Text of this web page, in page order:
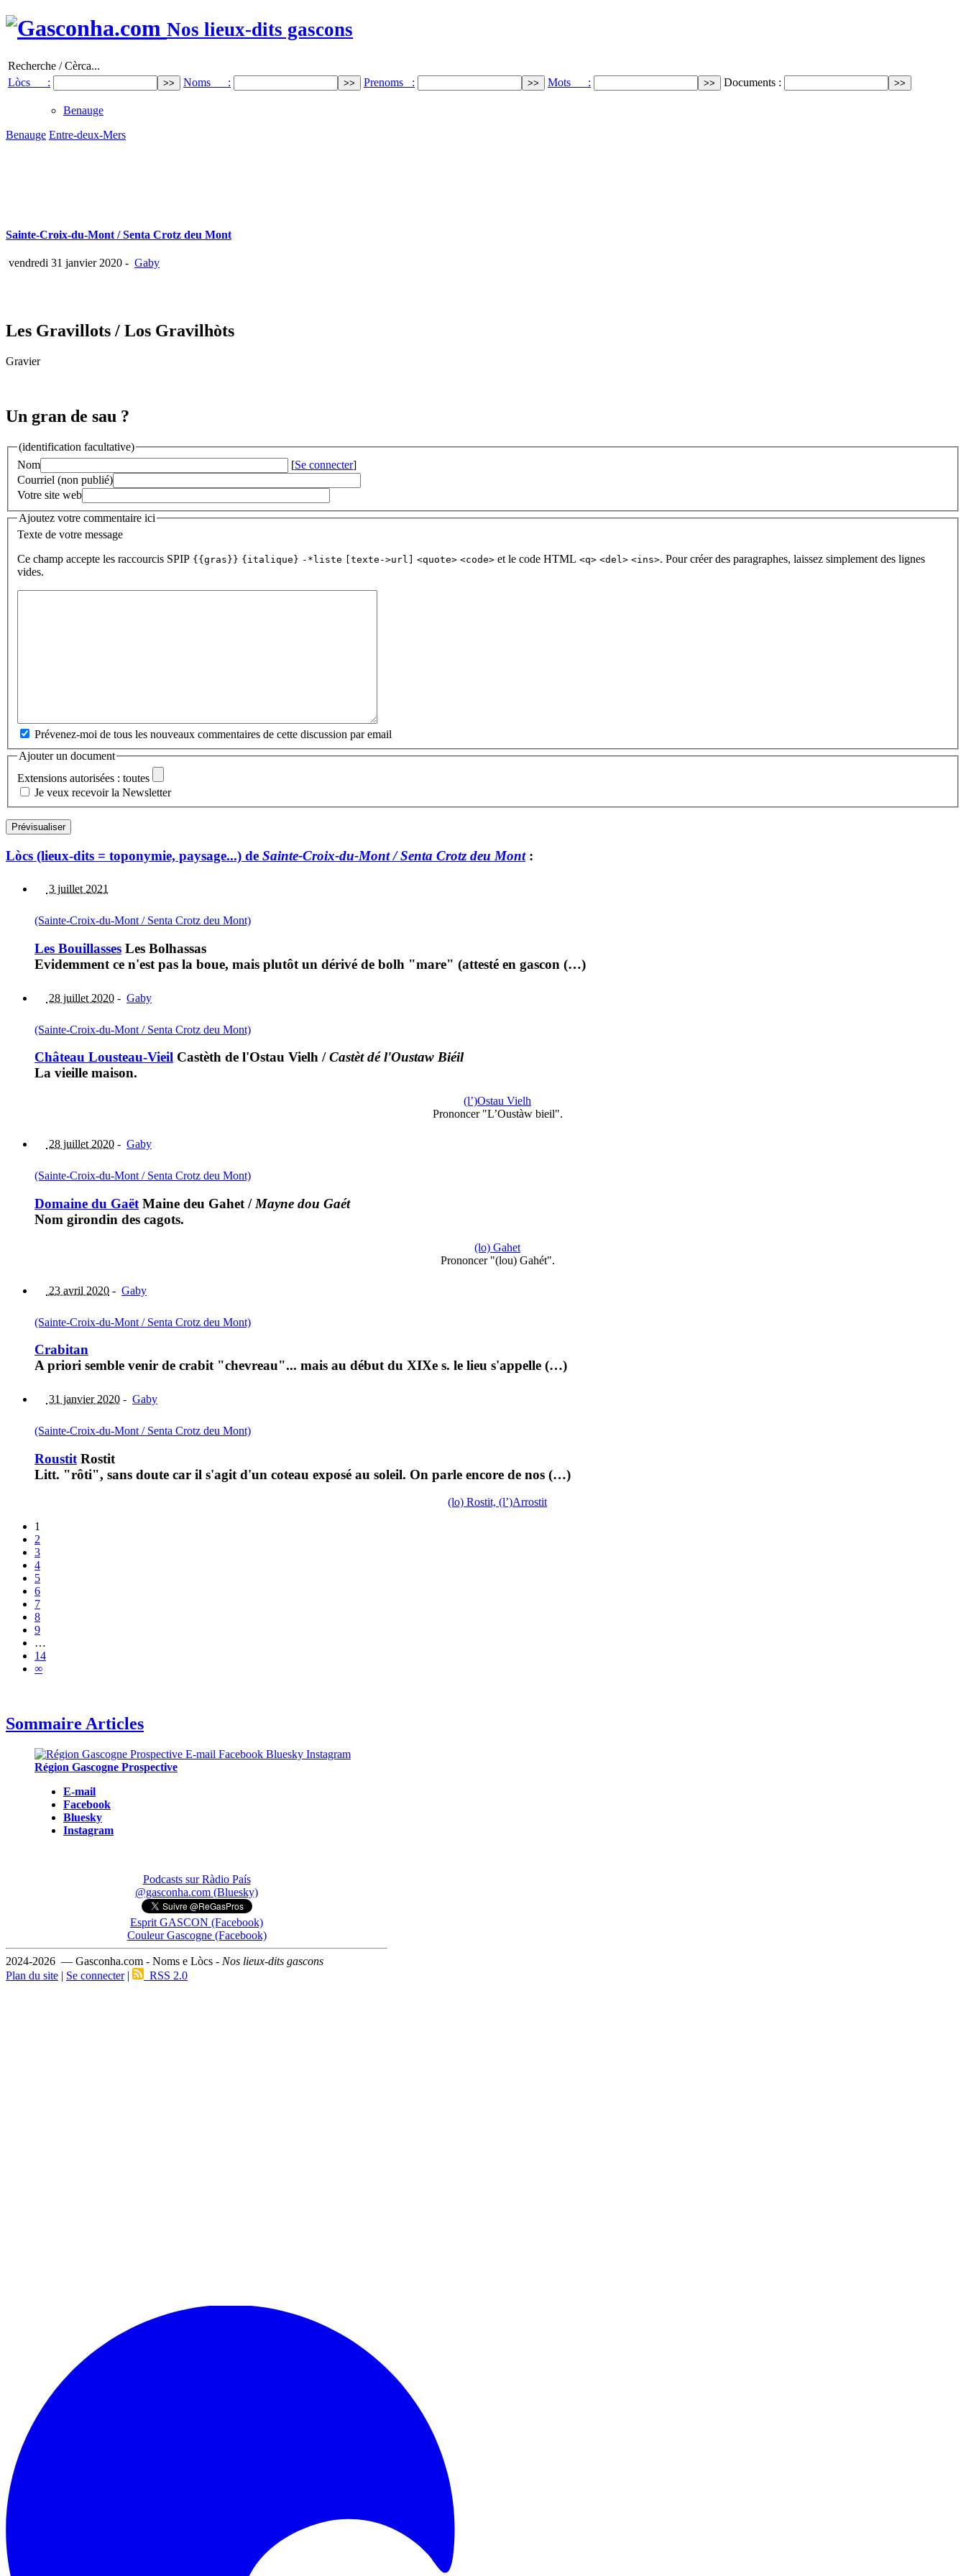
Nos lieux-dits gascons
Recherche / Cèrca...
Lòcs :
Noms : Prenoms : Mots : Documents :
Benauge
Benauge Entre-deux-Mers
Sainte-Croix-du-Mont / Senta Crotz deu Mont
vendredi 31 janvier 2020 - Gaby
Les Gravillots / Los Gravilhòts
Gravier
Un gran de sau ?
(identification facultative)
Nom
[Se connecter]
Courriel (non publié)
Votre site web
Ajoutez votre commentaire ici
Texte de votre message
Ce champ accepte les raccourcis SPIP {{gras}} {italique} -*liste [texte->url] <quote> <code> et le code HTML <q> <del> <ins>. Pour créer des paragraphes, laissez simplement des lignes
vides.
Prévenez-moi de tous les nouveaux commentaires de cette discussion par email
Ajouter un document
Extensions autorisées : toutes
Je veux recevoir la Newsletter
Lòcs (lieux-dits = toponymie, paysage...) de Sainte-Croix-du-Mont / Senta Crotz deu Mont:
3 juillet 2021
(Sainte-Croix-du-Mont / Senta Crotz deu Mont)
Les Bouillasses Les Bolhassas
Evidemment ce n'est pas la boue, mais plutôt un dérivé de bolh "mare" (attesté en gascon (…)
28 juillet 2020 - Gaby
(Sainte-Croix-du-Mont / Senta Crotz deu Mont)
Château Lousteau-Vieil Castèth de l'Ostau Vielh /Castèt dé l'Oustaw Biéil
La vieille maison.
(l’)Ostau Vielh
Prononcer "L’Oustàw bieil".
28 juillet 2020 - Gaby
(Sainte-Croix-du-Mont / Senta Crotz deu Mont)
Domaine du Gaët Maine deu Gahet / Mayne dou Gaét
Nom girondin des cagots.
(lo) Gahet
Prononcer "(lou) Gahét".
23 avril 2020 - Gaby
(Sainte-Croix-du-Mont / Senta Crotz deu Mont)
Crabitan
A priori semble venir de crabit "chevreau"... mais au début du XIXe s. le lieu s'appelle (…)
31 janvier 2020 - Gaby
(Sainte-Croix-du-Mont / Senta Crotz deu Mont)
Roustit Rostit
Litt. "rôti", sans doute car il s'agit d'un coteau exposé au soleil. On parle encore de nos (…)
(lo) Rostit, (l’)Arrostit
1
2
3
4
5
6
7
8
9
…
14
∞
Sommaire Articles
Région Gascogne Prospective
E-mail
Facebook
Bluesky
Instagram
Podcasts sur Ràdio País
@gasconha.com (Bluesky)
Esprit GASCON (Facebook)
Couleur Gascogne (Facebook)
2024-2026 — Gasconha.com - Noms e Lòcs - Nos lieux-dits gascons
Plan du site | Se connecter| RSS 2.0